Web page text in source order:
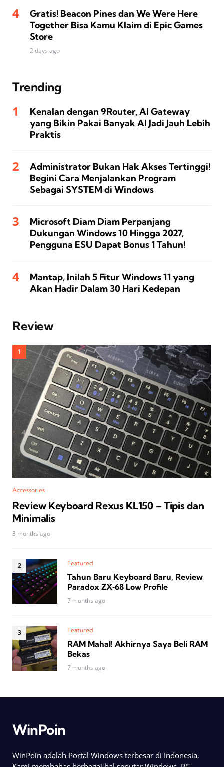
Gratis! Beacon Pines dan We Were Here
Together Bisa Kamu Klaim di Epic Games
Store
2 days ago
Trending
Kenalan dengan 9Router, AI Gateway
yang Bikin Pakai Banyak AI Jadi Jauh Lebih
Praktis
Administrator Bukan Hak Akses Tertinggi!
Begini Cara Menjalankan Program
Sebagai SYSTEM di Windows
Microsoft Diam Diam Perpanjang
Dukungan Windows 10 Hingga 2027,
Pengguna ESU Dapat Bonus 1 Tahun!
Mantap, Inilah 5 Fitur Windows 11 yang
Akan Hadir Dalam 30 Hari Kedepan
Review
Accessories
Review Keyboard Rexus KL150 – Tipis dan
Minimalis
3 months ago
Featured
Tahun Baru Keyboard Baru, Review
Paradox ZX‑68 Low Profile
7 months ago
Featured
RAM Mahal! Akhirnya Saya Beli RAM
Bekas
7 months ago
WinPoin
WinPoin adalah Portal Windows terbesar di Indonesia.